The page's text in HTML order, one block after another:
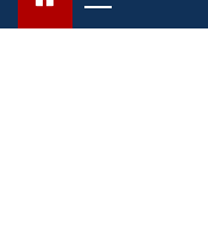
Primary
Menu